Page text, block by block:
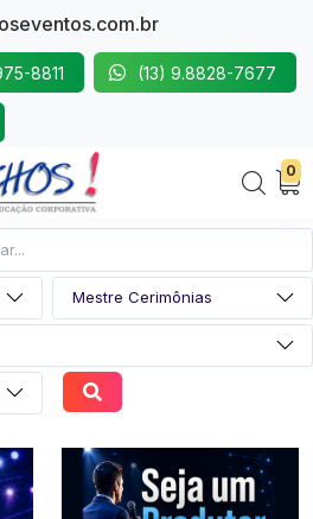
8811 (13) 9.8828-7677
0